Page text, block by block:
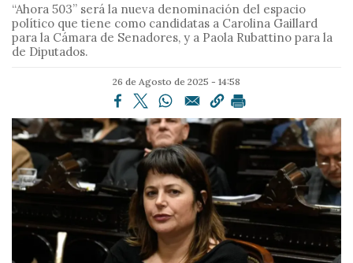
o
n
e
i
d
o
p
r
i
n
c
“Ahora 503” será la nueva denominación del espacio
político que tiene como candidatas a Carolina Gaillard
para la Cámara de Senadores, y a Paola Rubattino para la
de Diputados.
26 de Agosto de 2025 - 14:58